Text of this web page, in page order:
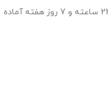
: تیم پشتیبانی ما به صورت 24 ساعته و 7 روز هفته آماده